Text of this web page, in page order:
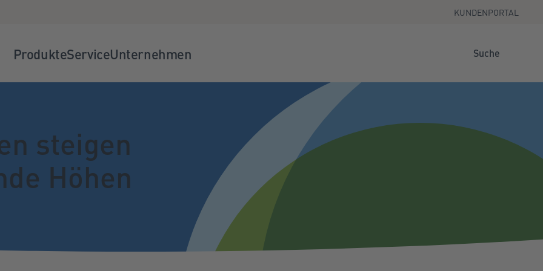
KUNDENPORTAL
ProdukteServiceUnternehmen Suche
steigen
Höhen